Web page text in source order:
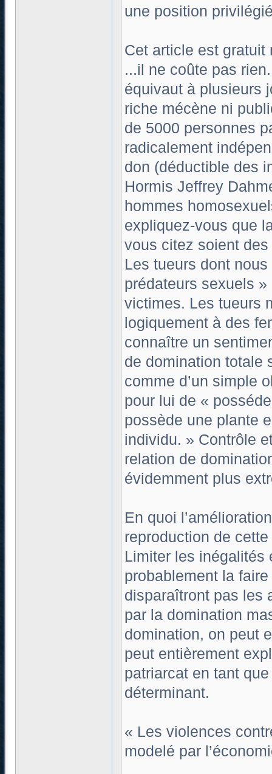
une position
Cet article est gratuit
...il ne coûte pas
équivaut à plusieurs
riche mécène ni
de 5000 personnes
radicalement
don (déductible des
Hormis Jeffrey
hommes
expliquez-vous que
vous citez soient
Les tueurs dont
prédateurs sexuels
victimes. Les tueurs
logiquement à des
connaître un
de domination totale
comme d’un simple
pour lui de «
possède une plante
individu. » Contrôle
relation de
évidemment plus
En quoi
reproduction de
Limiter les inégalités
probablement la
disparaîtront pas les
par la domination
domination, on peut
peut entièrement
patriarcat en tant
déterminant.
« Les violences
modelé par